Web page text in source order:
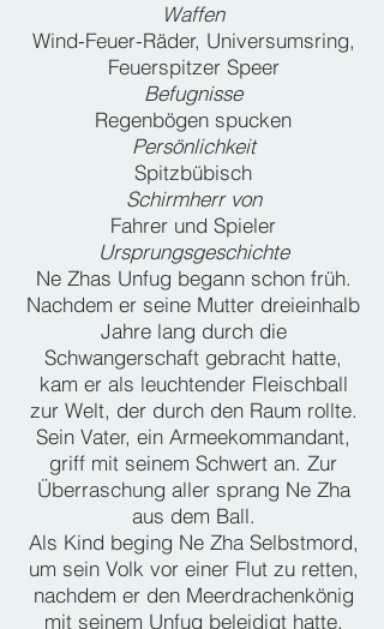
Waffen
Wind-Feuer-Räder, Universumsring,
Feuerspitzer Speer
Befugnisse
Regenbögen spucken
Persönlichkeit
Spitzbübisch
Schirmherr von
Fahrer und Spieler
Ursprungsgeschichte
Ne Zhas Unfug begann schon früh.
Nachdem er seine Mutter dreieinhalb
Jahre lang durch die
Schwangerschaft gebracht hatte,
kam er als leuchtender Fleischball
zur Welt, der durch den Raum rollte.
Sein Vater, ein Armeekommandant,
griff mit seinem Schwert an. Zur
Überraschung aller sprang Ne Zha
aus dem Ball.
Als Kind beging Ne Zha Selbstmord,
um sein Volk vor einer Flut zu retten,
nachdem er den Meerdrachenkönig
mit seinem Unfug beleidigt hatte.